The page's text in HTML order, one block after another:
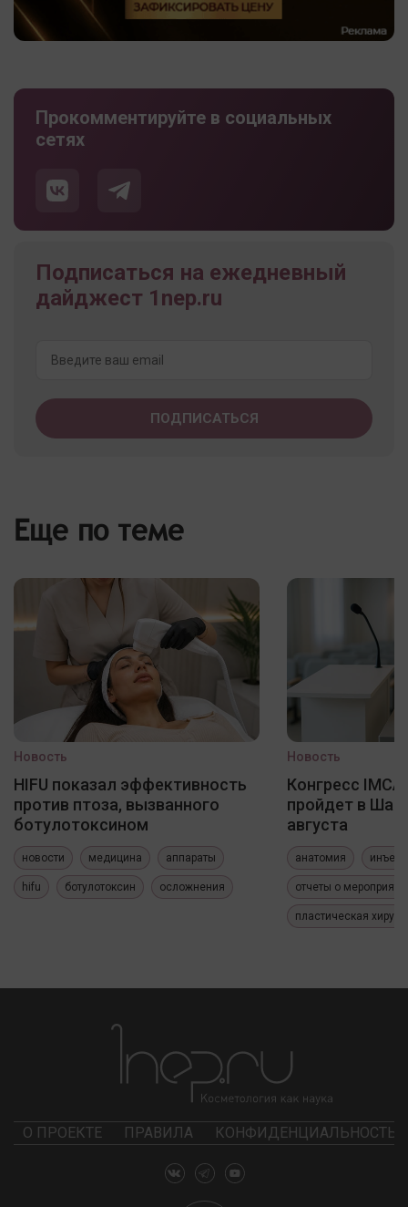
Прокомментируйте в социальных
сетях
Подписаться на ежедневный
дайджест 1nep.ru
Еще по теме
Новость
HIFU показал эффективность
против птоза, вызванного
ботулотоксином
новости медицина аппараты
hifu ботулотоксин осложнения
Новость
Конгресс
пройдет в
августа
анатомия
отчеты о
пластическая
О ПРОЕКТЕ ПРАВИЛА КОНФИДЕНЦИАЛЬНОСТЬ